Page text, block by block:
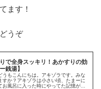
ます！
うぞ
りで全身スッキリ！あかすりの効
銭湯】
うもこんにちは。アキゾラです。みな
すか？アキゾラは小さい頃、たまーに
お風呂に入った時にやってた記憶があ